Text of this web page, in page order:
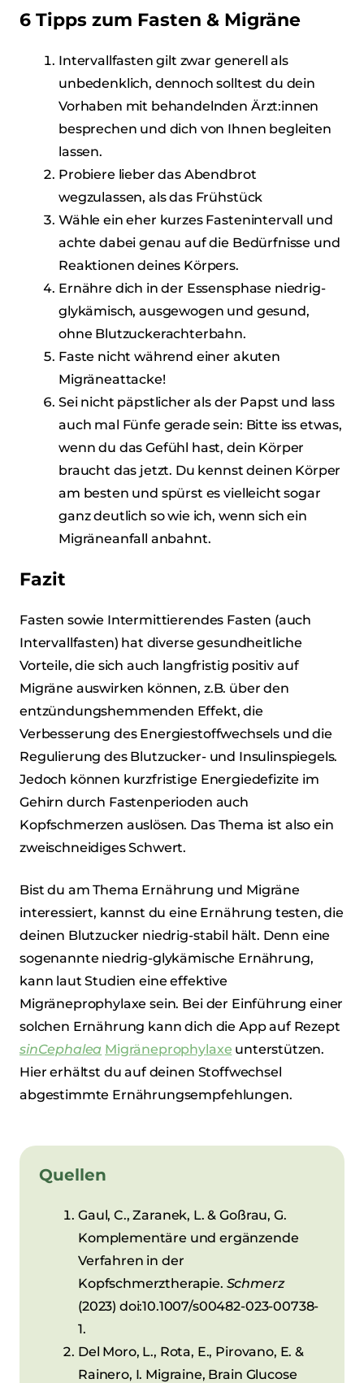
6 Tipps zum Fasten & Migräne
Intervallfasten gilt zwar generell als
unbedenklich, dennoch solltest du dein
Vorhaben mit behandelnden Ärzt:innen
besprechen und dich von Ihnen begleiten
lassen.
Probiere lieber das Abendbrot
wegzulassen, als das Frühstück
Wähle ein eher kurzes Fastenintervall und
achte dabei genau auf die Bedürfnisse und
Reaktionen deines Körpers.
Ernähre dich in der Essensphase niedrig-
glykämisch, ausgewogen und gesund,
ohne Blutzuckerachterbahn.
Faste nicht während einer akuten
Migräneattacke!
Sei nicht päpstlicher als der Papst und lass
auch mal Fünfe gerade sein: Bitte iss etwas,
wenn du das Gefühl hast, dein Körper
braucht das jetzt. Du kennst deinen Körper
am besten und spürst es vielleicht sogar
ganz deutlich so wie ich, wenn sich ein
Migräneanfall anbahnt.
Fazit
Fasten sowie Intermittierendes Fasten (auch
Intervallfasten) hat diverse gesundheitliche
Vorteile, die sich auch langfristig positiv auf
Migräne auswirken können, z.B. über den
entzündungshemmenden Effekt, die
Verbesserung des Energiestoffwechsels und die
Regulierung des Blutzucker- und Insulinspiegels.
Jedoch können kurzfristige Energiedefizite im
Gehirn durch Fastenperioden auch
Kopfschmerzen auslösen. Das Thema ist also ein
zweischneidiges Schwert.
Bist du am Thema Ernährung und Migräne
interessiert, kannst du eine Ernährung testen, die
deinen Blutzucker niedrig-stabil hält. Denn eine
sogenannte niedrig-glykämische Ernährung,
kann laut Studien eine effektive
Migräneprophylaxe sein. Bei der Einführung einer
solchen Ernährung kann dich die App auf Rezept
sinCephalea Migräneprophylaxe unterstützen.
Hier erhältst du auf deinen Stoffwechsel
abgestimmte Ernährungsempfehlungen.
Quellen
Gaul, C., Zaranek, L. & Goßrau, G.
Komplementäre und ergänzende
Verfahren in der
Kopfschmerztherapie. Schmerz
(2023) doi:10.1007/s00482-023-00738-
1.
Del Moro, L., Rota, E., Pirovano, E. &
Rainero, I. Migraine, Brain Glucose